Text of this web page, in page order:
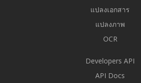
แปลงเอกสาร
แปลงภาพ
OCR
Developers API
API Docs